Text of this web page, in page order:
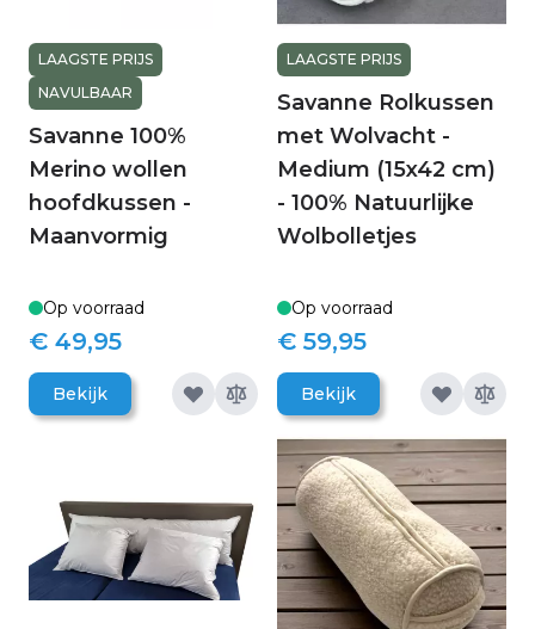
LAAGSTE PRIJS
NAVULBAAR
Savanne 100%
Merino wollen
hoofdkussen -
Maanvormig
Op voorraad
€ 49,95
Bekijk
LAAGSTE PRIJS
Savanne Rolkussen
met Wolvacht -
Medium (15x42 cm)
- 100% Natuurlijke
Wolbolletjes
Op voorraad
€ 59,95
Bekijk